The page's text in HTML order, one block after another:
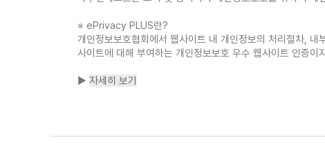
※ ePrivacy PLUS란?
개인정보보호협회에서 웹사이트 내 개인정보의 처리절차,
사이트에 대해 부여하는 개인정보보호 우수 웹사이트 인증이
▶ 자세히 보기